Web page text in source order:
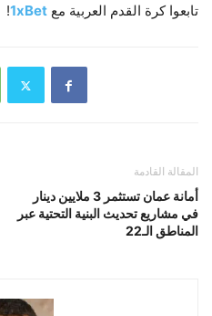
تابعوا كرة القدم العربية مع 1xBet
!
المقالة القادمة
أمانة عمان تستثمر 3 ملايين دينار
في مشاريع تحديث البنية التحتية عبر
المناطق الـ22